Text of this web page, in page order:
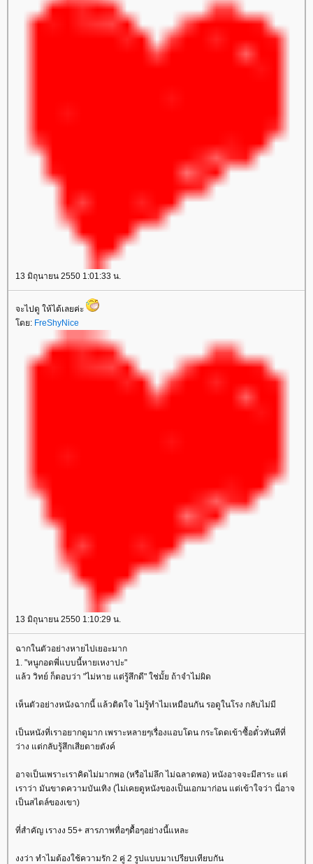
13 มิถุนายน 2550 1:01:33 น.
จะไปดู ให้ได้เลยค่ะ
ดย: FreShyNice
13 มิถุนายน 2550 1:10:29 น.
ฉากในตัวอย่างหายไปเยอะมาก
1. "หนูกอดพี่แบบนี้หายเหงาปะ"
ล้ว วิทย์ ก็ตอบว่า "ไม่หาย แต่รู้สึกดี" ใช่มั้ย ถ้าจำไม่ผิด
เห็นตัวอย่างหนังฉากนี้ แล้วติดใจ ไม่รู้ทำไมเหมือนกัน รอดูในโรง กลับไม่มี
เป็นหนังที่เราอยากดูมาก เพราะหลายๆเรื่องแอบโดน กระโดดเข้าซื้อตั๋วทันทีที่
ว่าง แต่กลับรู้สึกเสียดายตังค์
อาจเป็นเพราะเราคิดไม่มากพอ (หรือไม่ลึก ไม่ฉลาดพอ) หนังอาจจะมีสาระ แต่
เราว่า มันขาดความบันเทิง (ไม่เคยดูหนังของเป็นเอกมาก่อน แต่เข้าใจว่า นี่อาจ
เป็นสไตล์ของเขา)
ที่สำคัญ เรางง 55+ สารภาพทื่อๆดื้อๆอย่างนี้แหละ
งงว่า ทำไมต้องใช้ความรัก 2 คู่ 2 รูปแบบมาเปรียบเทียบกัน